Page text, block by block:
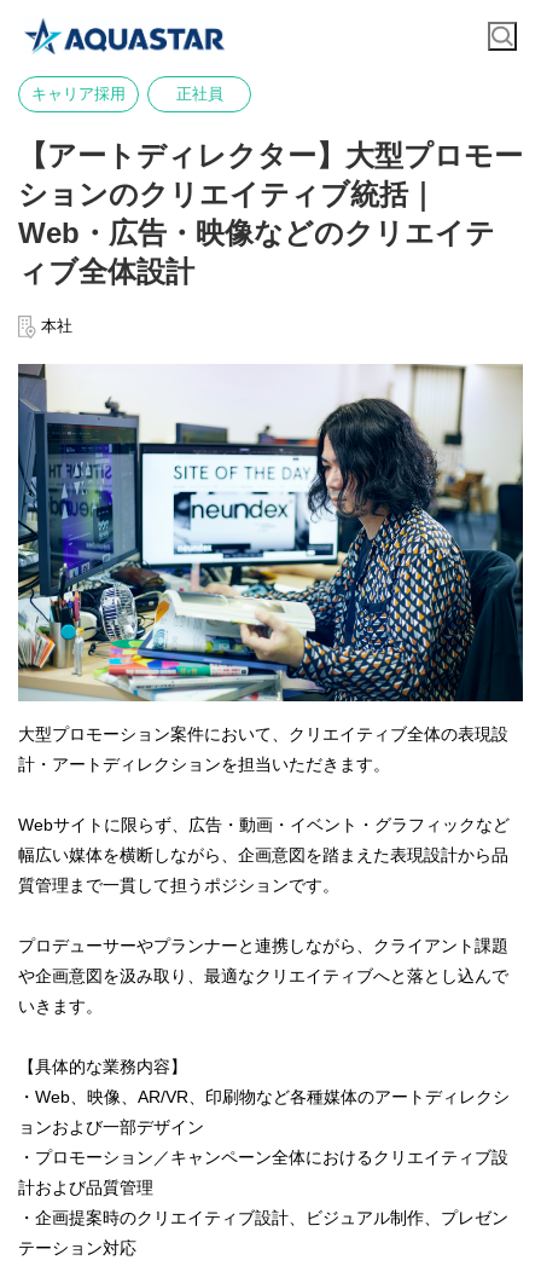
キャリア採用 正社員
【アートディレクター】大型プロモー
ションのクリエイティブ統括｜
Web・広告・映像などのクリエイテ
ィブ全体設計
本社
大型プロモーション案件において、クリエイティブ全体の表現設
計・アートディレクションを担当いただきます。
Webサイトに限らず、広告・動画・イベント・グラフィックなど
幅広い媒体を横断しながら、企画意図を踏まえた表現設計から品
質管理まで一貫して担うポジションです。
プロデューサーやプランナーと連携しながら、クライアント課題
や企画意図を汲み取り、最適なクリエイティブへと落とし込んで
いきます。
【具体的な業務内容】
・Web、映像、AR/VR、印刷物など各種媒体のアートディレクシ
ョンおよび一部デザイン
・プロモーション／キャンペーン全体におけるクリエイティブ設
計および品質管理
・企画提案時のクリエイティブ設計、ビジュアル制作、プレゼン
テーション対応